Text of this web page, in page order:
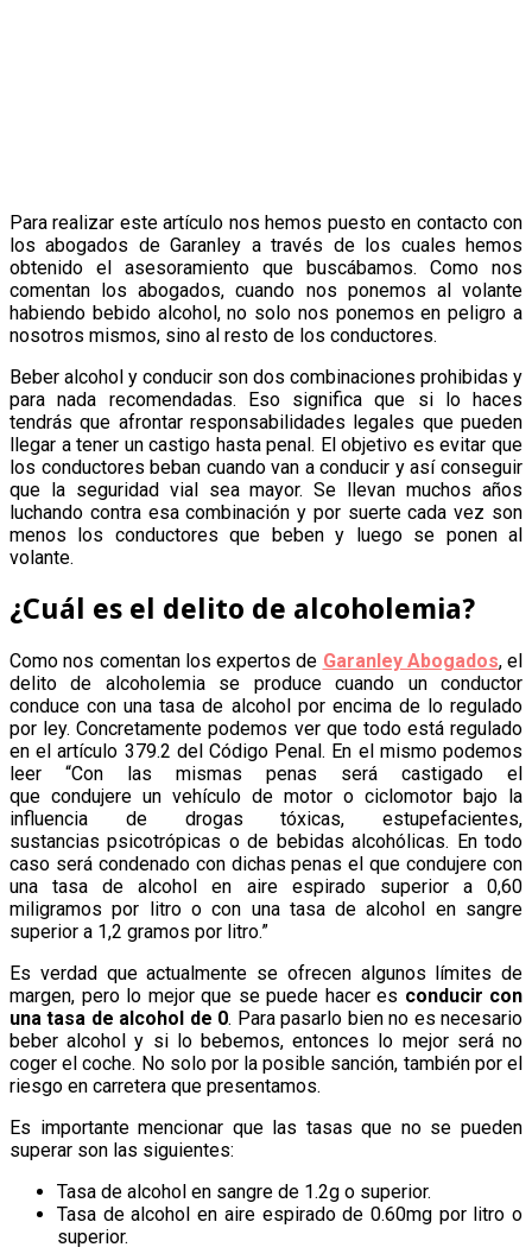
Para realizar este artículo nos hemos puesto en contacto con
los abogados de Garanley a través de los cuales hemos
obtenido el asesoramiento que buscábamos. Como nos
comentan los abogados, cuando nos ponemos al volante
habiendo bebido alcohol, no solo nos ponemos en peligro a
nosotros mismos, sino al resto de los conductores.
Beber alcohol y conducir son dos combinaciones prohibidas y
para nada recomendadas. Eso significa que si lo haces
tendrás que afrontar responsabilidades legales que pueden
llegar a tener un castigo hasta penal. El objetivo es evitar que
los conductores beban cuando van a conducir y así conseguir
que la seguridad vial sea mayor. Se llevan muchos años
luchando contra esa combinación y por suerte cada vez son
menos los conductores que beben y luego se ponen al
volante.
¿Cuál es el delito de alcoholemia?
Como nos comentan los expertos de Garanley Abogados, el
delito de alcoholemia se produce cuando un conductor
conduce con una tasa de alcohol por encima de lo regulado
por ley. Concretamente podemos ver que todo está regulado
en el artículo 379.2 del Código Penal. En el mismo podemos
leer “Con las mismas penas será castigado el
que condujere un vehículo de motor o ciclomotor bajo la
influencia de drogas tóxicas, estupefacientes,
sustancias psicotrópicas o de bebidas alcohólicas. En todo
caso será condenado con dichas penas el que condujere con
una tasa de alcohol en aire espirado superior a 0,60
miligramos por litro o con una tasa de alcohol en sangre
superior a 1,2 gramos por litro.”
Es verdad que actualmente se ofrecen algunos límites de
margen, pero lo mejor que se puede hacer es conducir con
una tasa de alcohol de 0. Para pasarlo bien no es necesario
beber alcohol y si lo bebemos, entonces lo mejor será no
coger el coche. No solo por la posible sanción, también por el
riesgo en carretera que presentamos.
Es importante mencionar que las tasas que no se pueden
superar son las siguientes:
Tasa de alcohol en sangre de 1.2g o superior.
Tasa de alcohol en aire espirado de 0.60mg por litro o
superior.